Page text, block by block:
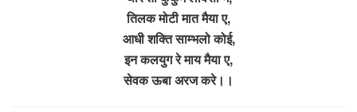
तिलक मोटी मात मैया ए,
आधी शक्ति साम्भलो कोई,
इन कलयुग रे माय मैया ए,
सेवक ऊबा अरज करे।।